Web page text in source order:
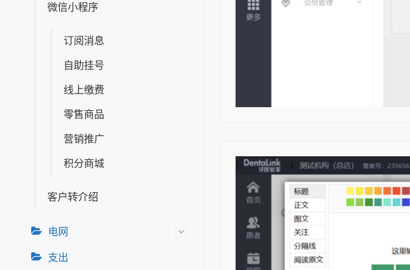
微信小程序
订阅消息
自助挂号
线上缴费
零售商品
营销推广
积分商城
客户转介绍
电网
支出